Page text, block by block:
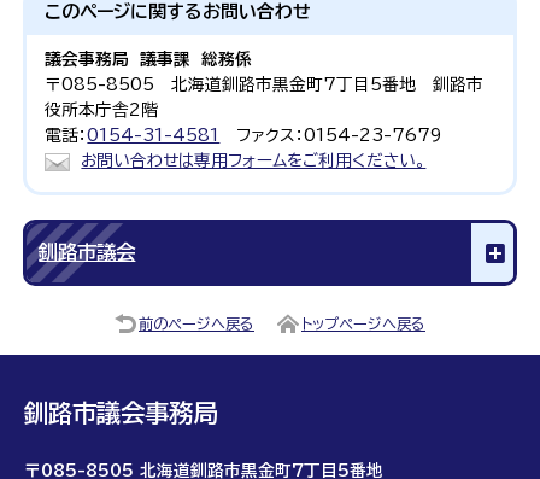
このページに関する お問い合わせ
議会事務局 議事課 総務係
〒085-8505 北海道釧路市黒金町7丁目5番地 釧路市
役所本庁舎2階
電話：0154-31-4581
ファクス：0154-23-7679
お問い合わせは専用フォームをご利用ください。
釧路市議会
前のページへ戻る トップページへ戻る
釧路市議会事務局
〒085-8505 北海道釧路市黒金町7丁目5番地